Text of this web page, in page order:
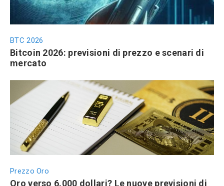
BTC 2026
Bitcoin 2026: previsioni di prezzo e scenari di
mercato
Prezzo Oro
Oro verso 6.000 dollari? Le nuove previsioni di